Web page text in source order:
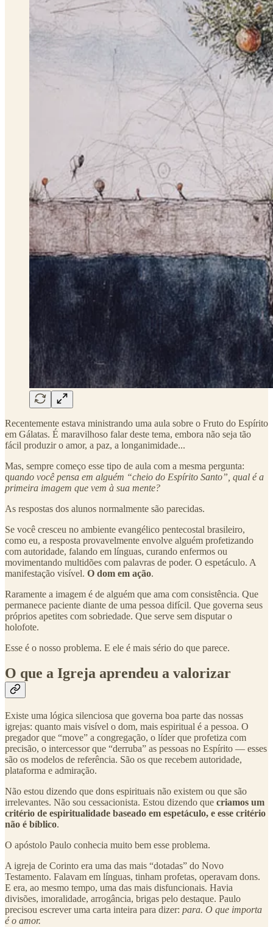
Recentemente estava ministrando uma aula sobre o Fruto do Espírito
em Gálatas. É maravilhoso falar deste tema, embora não seja tão
fácil produzir o amor, a paz, a longanimidade...
Mas, sempre começo esse tipo de aula com a mesma pergunta:
quando você pensa em alguém “cheio do Espírito Santo”, qual é a
primeira imagem que vem à sua mente?
As respostas dos alunos normalmente são parecidas.
Se você cresceu no ambiente evangélico pentecostal brasileiro,
como eu, a resposta provavelmente envolve alguém profetizando
com autoridade, falando em línguas, curando enfermos ou
movimentando multidões com palavras de poder. O espetáculo. A
manifestação visível. O dom em ação.
Raramente a imagem é de alguém que ama com consistência. Que
permanece paciente diante de uma pessoa difícil. Que governa seus
próprios apetites com sobriedade. Que serve sem disputar o
holofote.
Esse é o nosso problema. E ele é mais sério do que parece.
O que a Igreja aprendeu a valorizar
Existe uma lógica silenciosa que governa boa parte das nossas
igrejas: quanto mais visível o dom, mais espiritual é a pessoa. O
pregador que “move” a congregação, o líder que profetiza com
precisão, o intercessor que “derruba” as pessoas no Espírito — esses
são os modelos de referência. São os que recebem autoridade,
plataforma e admiração.
Não estou dizendo que dons espirituais não existem ou que são
irrelevantes. Não sou cessacionista. Estou dizendo que criamos um
critério de espiritualidade baseado em espetáculo, e esse critério
não é bíblico.
O apóstolo Paulo conhecia muito bem esse problema.
A igreja de Corinto era uma das mais “dotadas” do Novo
Testamento. Falavam em línguas, tinham profetas, operavam dons.
E era, ao mesmo tempo, uma das mais disfuncionais. Havia
divisões, imoralidade, arrogância, brigas pelo destaque. Paulo
precisou escrever uma carta inteira para dizer: para. O que importa
é o amor.